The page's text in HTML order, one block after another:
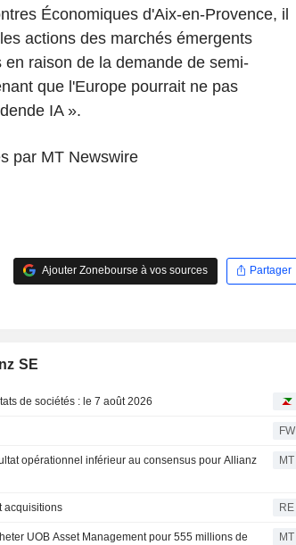
Économiques d'Aix-en-Provence, il
actions des marchés émergents
raison de la demande de semi-
que l'Europe pourrait ne pas
IA ».
par MT Newswire
Ajouter Zonebourse à vos sources Partager
SE
de sociétés : le 7 août 2026
FW
opérationnel inférieur au consensus pour Allianz
MT
acquisitions RE
UOB Asset Management pour 555 millions de
MT